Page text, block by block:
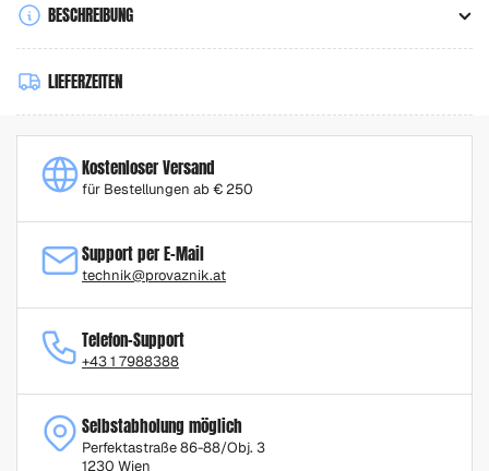
BESCHREIBUNG
LIEFERZEITEN
Kostenloser Versand
für Bestellungen ab € 250
Support per E-Mail
technik@provaznik.at
Telefon-Support
+43 1 7988388
Selbstabholung möglich
Perfektastraße 86-88/Obj. 3
1230 Wien